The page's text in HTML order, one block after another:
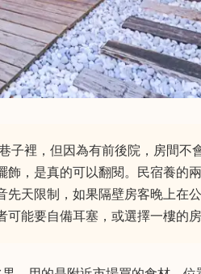
子裡，但因為有前後院，房間不
，是真的可以翻閱。民宿養的
天限制，如果隔壁房客晚上在
能要自備耳塞，或選擇一樓的房